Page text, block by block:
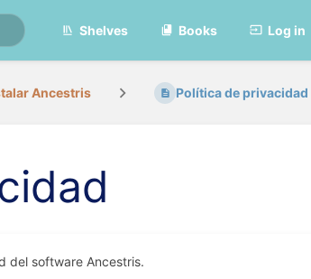
Shelves Books Log in
Ancestris Política de privacidad
del software Ancestris.